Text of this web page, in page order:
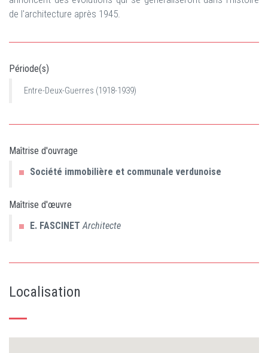
de l'architecture après 1945.
Période(s)
Entre-Deux-Guerres (1918-1939)
Maîtrise d'ouvrage
Société immobilière et communale verdunoise
Maîtrise d'œuvre
E. FASCINET Architecte
Localisation